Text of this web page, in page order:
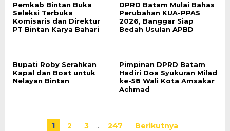
Pemkab Bintan Buka
Seleksi Terbuka
Komisaris dan Direktur
PT Bintan Karya Bahari
DPRD Batam Mulai Bahas
Perubahan KUA-PPAS
2026, Banggar Siap
Bedah Usulan APBD
Bupati Roby Serahkan
Kapal dan Boat untuk
Nelayan Bintan
Pimpinan DPRD Batam
Hadiri Doa Syukuran Milad
ke-58 Wali Kota Amsakar
Achmad
1 2 3 … 247 Berikutnya